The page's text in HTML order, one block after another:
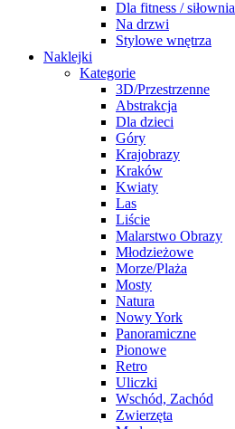
Dla fitness / siłownia
Na drzwi
Stylowe wnętrza
Naklejki
Kategorie
3D/Przestrzenne
Abstrakcja
Dla dzieci
Góry
Krajobrazy
Kraków
Kwiaty
Las
Liście
Malarstwo Obrazy
Młodzieżowe
Morze/Plaża
Mosty
Natura
Nowy York
Panoramiczne
Pionowe
Retro
Uliczki
Wschód, Zachód
Zwierzęta